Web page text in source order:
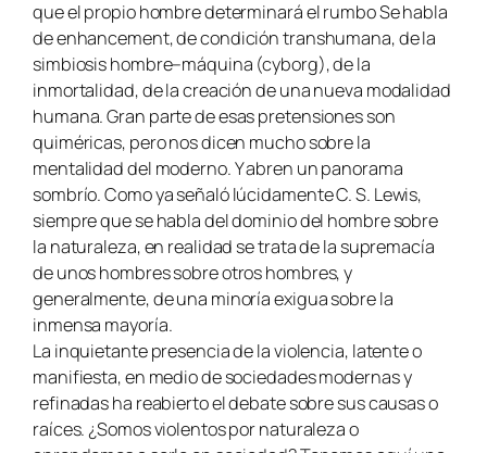
que el propio hombre determinará el rumbo Se habla
de enhancement, de condición transhumana, de la
simbiosis hombre–máquina (cyborg), de la
inmortalidad, de la creación de una nueva modalidad
humana. Gran parte de esas pretensiones son
quiméricas, pero nos dicen mucho sobre la
mentalidad del moderno. Y abren un panorama
sombrío. Como ya señaló lúcidamente C. S. Lewis,
siempre que se habla del dominio del hombre sobre
la naturaleza, en realidad se trata de la supremacía
de unos hombres sobre otros hombres, y
generalmente, de una minoría exigua sobre la
inmensa mayoría.
La inquietante presencia de la violencia, latente o
manifiesta, en medio de sociedades modernas y
refinadas ha reabierto el debate sobre sus causas o
raíces. ¿Somos violentos por naturaleza o